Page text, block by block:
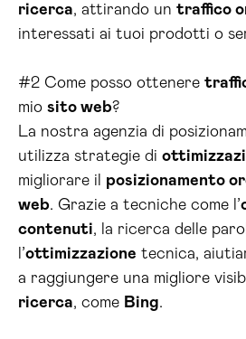
ricerca, attirando un traffico
interessati ai tuoi prodotti o
#2 Come posso ottenere
mio sito web?
La nostra agenzia di
utilizza strategie di
migliorare il posizionamento
web. Grazie a tecniche come l’
contenuti, la ricerca delle
l’ottimizzazione tecnica,
a raggiungere una migliore
ricerca, come Bing.